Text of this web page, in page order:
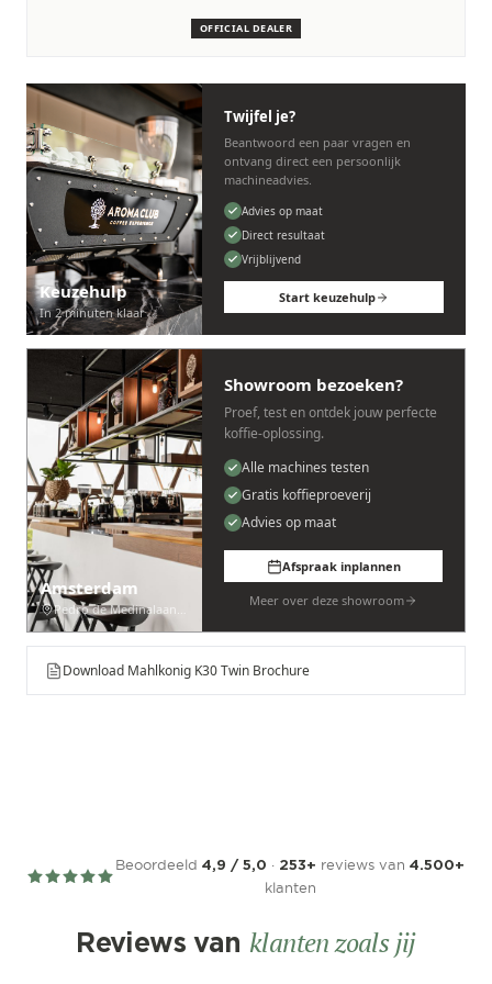
OFFICIAL DEALER
Persoonlijk, snel en zonder gedoe.
Keuzehulp
In 2 minuten klaar
Twijfel je?
Beantwoord een paar vragen en
ontvang direct een persoonlijk
machineadvies.
Advies op maat
Direct resultaat
Vrijblijvend
Start keuzehulp
Amsterdam
Pedro de Medinalaan 53
Showroom bezoeken?
Proef, test en ontdek jouw perfecte
koffie-oplossing.
Alle machines testen
Gratis koffieproeverij
Advies op maat
Afspraak inplannen
Meer over deze showroom
Download Mahlkonig K30 Twin Brochure
Beoordeeld 4,9 / 5,0 · 253+ reviews van 4.500+
klanten
Reviews van klanten zoals jij